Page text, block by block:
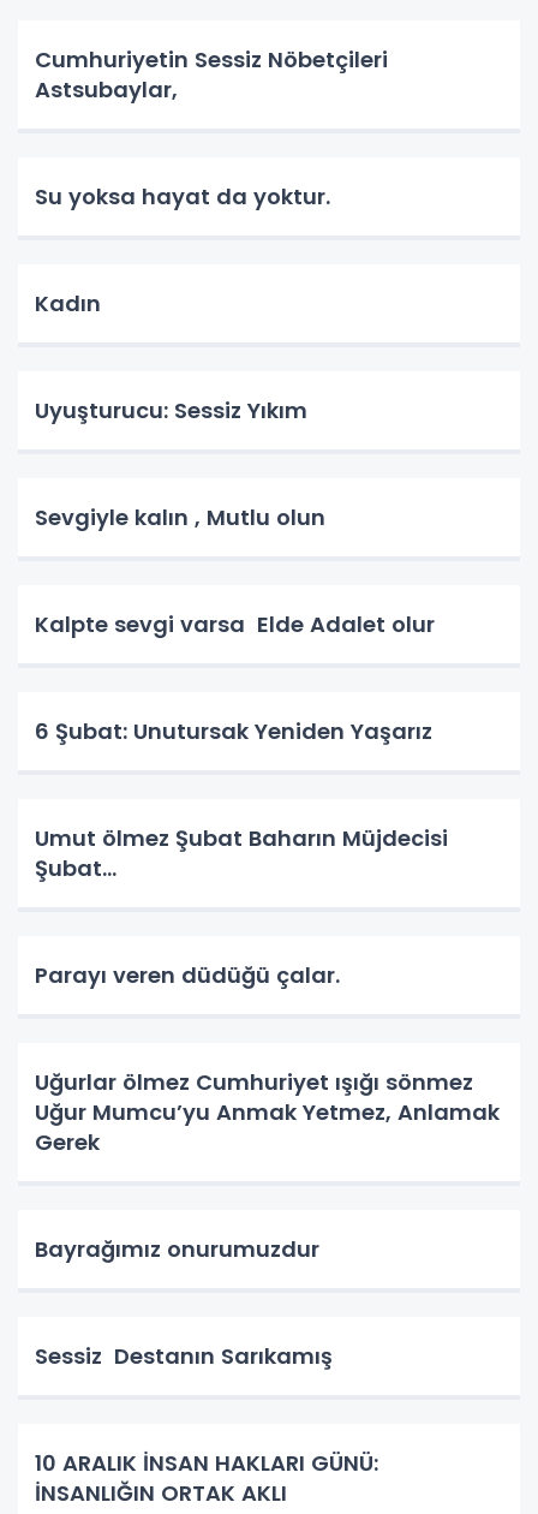
Cumhuriyetin Sessiz Nöbetçileri
Astsubaylar,
Su yoksa hayat da yoktur.
Kadın
Uyuşturucu: Sessiz Yıkım
Sevgiyle kalın , Mutlu olun
Kalpte sevgi varsa Elde Adalet olur
6 Şubat: Unutursak Yeniden Yaşarız
Umut ölmez Şubat Baharın Müjdecisi
Şubat…
Parayı veren düdüğü çalar.
Uğurlar ölmez Cumhuriyet ışığı sönmez
Uğur Mumcu’yu Anmak Yetmez, Anlamak
Gerek
Bayrağımız onurumuzdur
Sessiz Destanın Sarıkamış
10 ARALIK İNSAN HAKLARI GÜNÜ:
İNSANLIĞIN ORTAK AKLI